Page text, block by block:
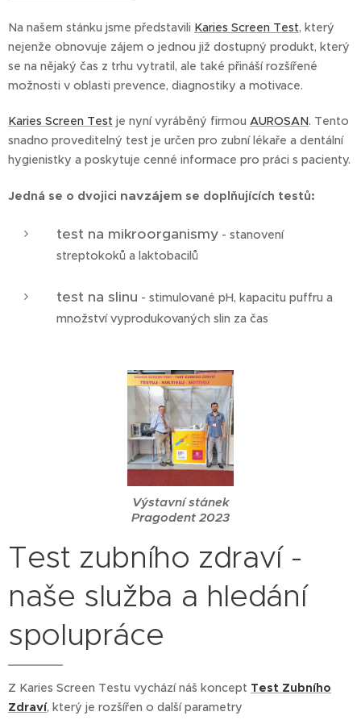
Na našem stánku jsme představili Karies Screen Test, který
nejenže obnovuje zájem o jednou již dostupný produkt, který
se na nějaký čas z trhu vytratil, ale také přináší rozšířené
možnosti v oblasti prevence, diagnostiky a motivace.
Karies Screen Test je nyní vyráběný firmou AUROSAN. Tento
snadno proveditelný test je určen pro zubní lékaře a dentální
hygienistky a poskytuje cenné informace pro práci s pacienty.
Jedná se o dvojici navzájem se doplňujících testů:
test na mikroorganismy - stanovení
streptokoků a laktobacilů
test na slinu - stimulované pH, kapacitu puffru a
množství vyprodukovaných slin za čas
Výstavní stánek
Pragodent 2023
Test zubního zdraví -
naše služba a hledání
spolupráce
Z Karies Screen Testu vychází náš koncept Test Zubního
Zdraví, který je rozšířen o další parametry